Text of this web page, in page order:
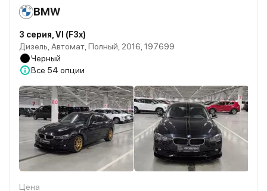
BMW
3 серия, VI (F3x)
Дизель, Автомат, Полный, 2016, 197699
Черный
Все 54 опции
Цена